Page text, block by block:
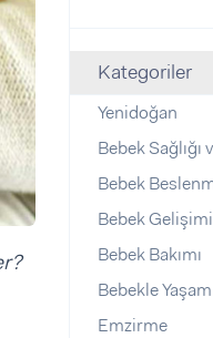
Kategoriler
Yenidoğan
Bebek Sağlığı
Bebek
Bebek Gelişimi
Bebek Bakımı
Bebekle Yaşam
Emzirme